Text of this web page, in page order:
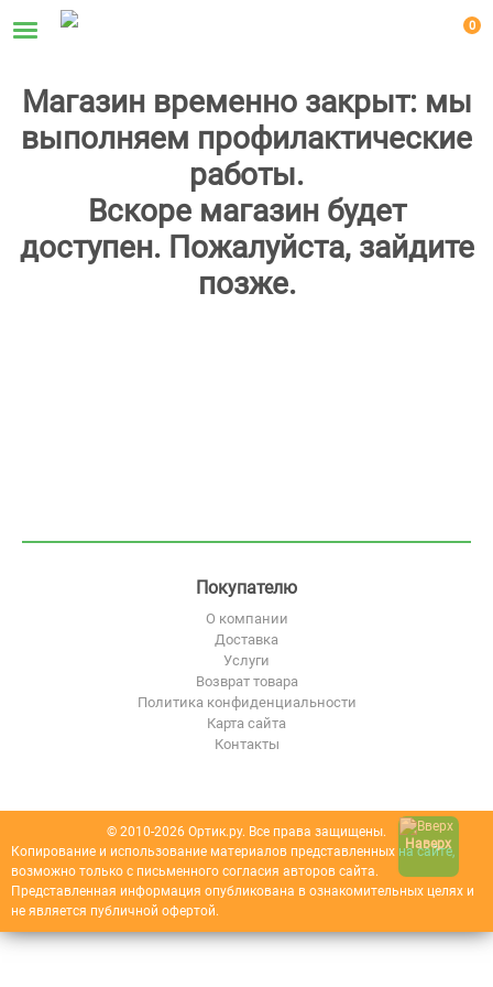
0
Магазин временно закрыт: мы
выполняем профилактические
работы.
Вскоре магазин будет
доступен. Пожалуйста, зайдите
позже.
Покупателю
О компании
Доставка
Услуги
Возврат товара
Политика конфиденциальности
Карта сайта
Контакты
© 2010-2026 Ортик.ру. Все права защищены.
Копирование и использование материалов представленных на сайте,
возможно только с письменного согласия авторов сайта.
Представленная информация опубликована в ознакомительных целях и
не является публичной офертой.
Наверх